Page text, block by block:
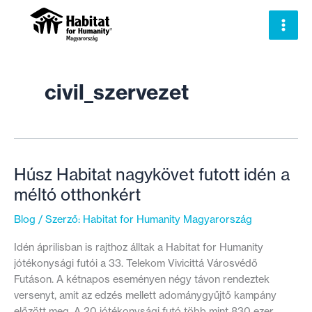
civil_szervezet
Húsz Habitat nagykövet futott idén a
méltó otthonkért
Blog / Szerző: Habitat for Humanity Magyarország
Idén áprilisban is rajthoz álltak a Habitat for Humanity
jótékonysági futói a 33. Telekom Vivicittá Városvédő
Futáson. A kétnapos eseményen négy távon rendeztek
versenyt, amit az edzés mellett adománygyűjtő kampány